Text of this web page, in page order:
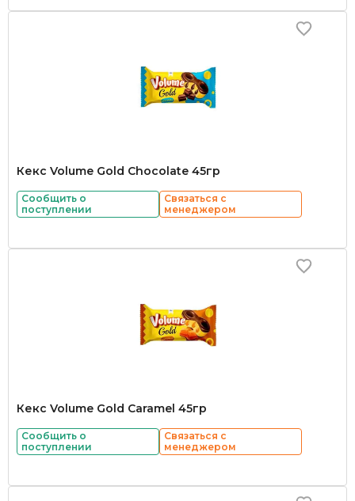
Кекс Volume Gold Chocolate 45гр
Сообщить о
поступлении
Связаться с
менеджером
Кекс Volume Gold Caramel 45гр
Сообщить о
поступлении
Связаться с
менеджером